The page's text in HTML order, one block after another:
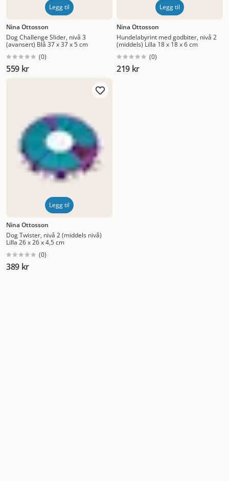
Legg til
Nina Ottosson
Dog Challenge Slider, nivå 3
(avansert) Blå 37 x 37 x 5 cm
(0)
559 kr
Legg til
Nina Ottosson
Hundelabyrint med godbiter, nivå 2
(middels) Lilla 18 x 18 x 6 cm
(0)
219 kr
Legg til
Nina Ottosson
Dog Twister, nivå 2 (middels nivå)
Lilla 26 x 26 x 4,5 cm
(0)
389 kr